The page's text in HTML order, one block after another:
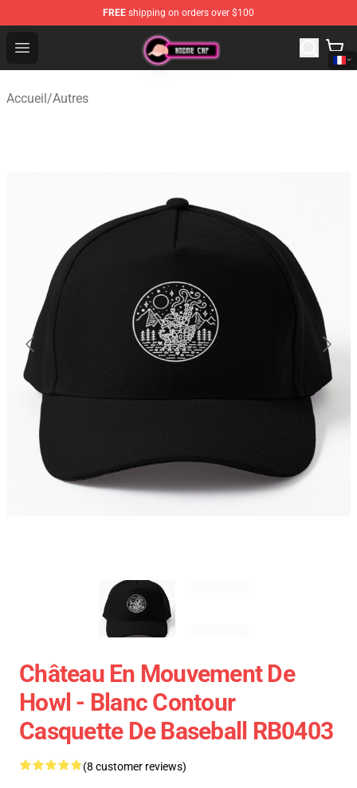
FREE shipping on orders over $100
Open menu
Anime Cap Shop - The Best Store of Anime Cap
Accueil/Autres
Château En Mouvement De
Howl - Blanc Contour
Casquette De Baseball RB0403
(8 customer reviews)